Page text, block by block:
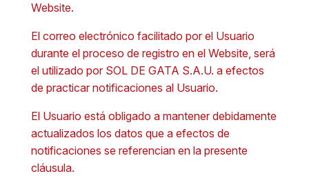
Website.
El correo electrónico facilitado por el Usuario
durante el proceso de registro en el Website, será
el utilizado por SOL DE GATA S.A.U. a efectos
de practicar notificaciones al Usuario.
El Usuario está obligado a mantener debidamente
actualizados los datos que a efectos de
notificaciones se referencian en la presente
cláusula.